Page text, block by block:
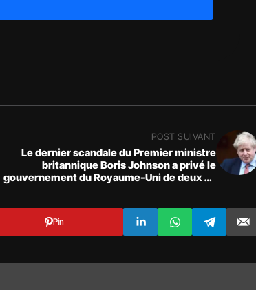
POST SUIVANT
Le dernier scandale du Premier ministre
britannique Boris Johnson a privé le
gouvernement du Royaume-Uni de deux de
Pin